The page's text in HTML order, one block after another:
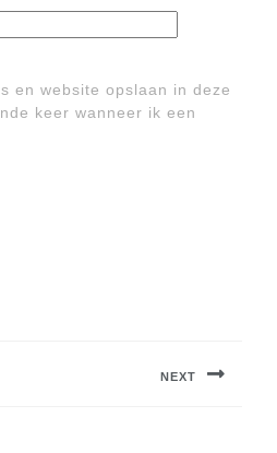
en website opslaan in deze
keer wanneer ik een
NEXT